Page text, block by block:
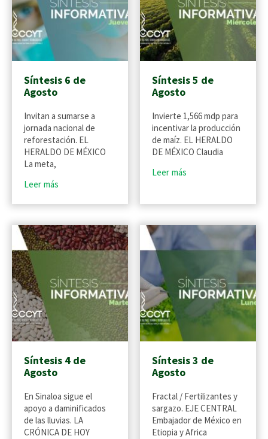
Síntesis 6 de
Agosto
Invitan a sumarse a
jornada nacional de
reforestación. EL
HERALDO DE MÉXICO
La meta,
Leer más
Síntesis 5 de
Agosto
Invierte 1,566 mdp para
incentivar la producción
de maíz. EL HERALDO
DE MÉXICO Claudia
Leer más
Síntesis 4 de
Agosto
En Sinaloa sigue el
apoyo a daminificados
de las lluvias. LA
CRÓNICA DE HOY
Síntesis 3 de
Agosto
Fractal / Fertilizantes y
sargazo. EJE CENTRAL
Embajador de México en
Etiopia y Africa